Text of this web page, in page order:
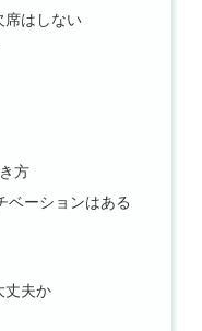
席はしない
方
ベーションはある
丈夫か